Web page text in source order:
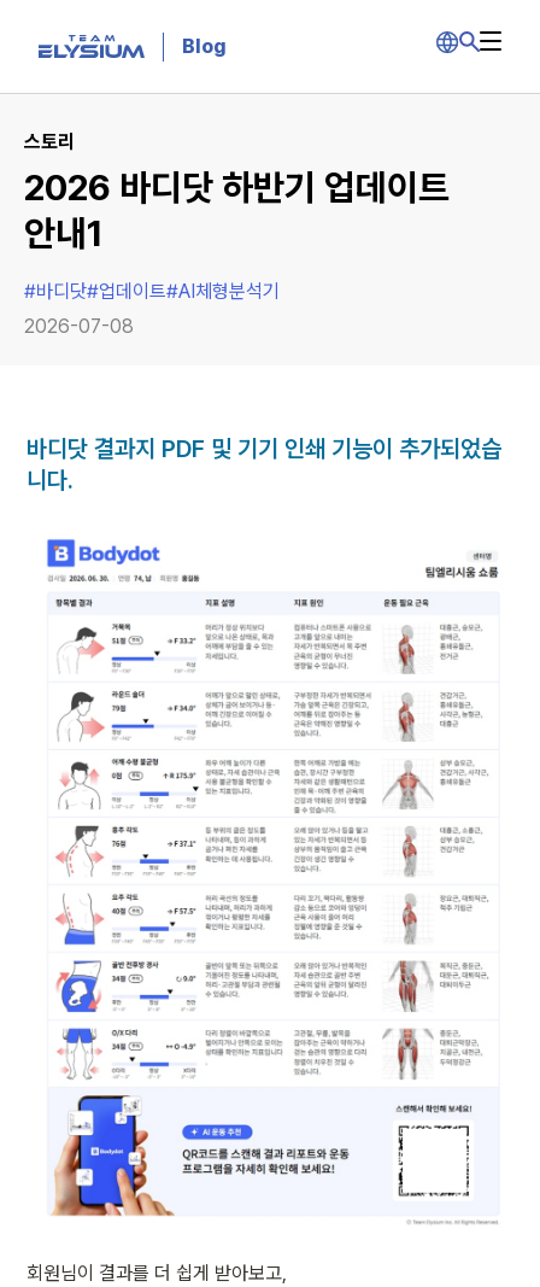
Blog
스토리
2026 바디닷 하반기 업데이트
안내1
#바디닷#업데이트#AI체형분석기
2026-07-08
바디닷 결과지 PDF 및 기기 인쇄 기능이 추가되었습
니다.
회원님이 결과를 더 쉽게 받아보고,